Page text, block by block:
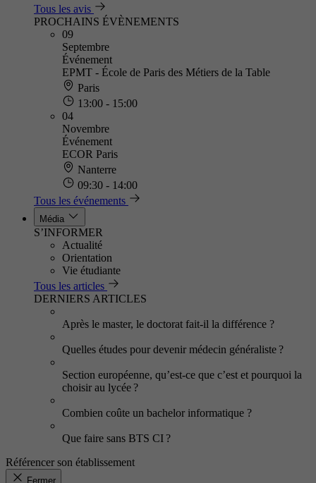
Tous les avis
PROCHAINS ÉVÈNEMENTS
09
Septembre
Événement
EPMT - École de Paris des Métiers de la Table
Paris
13:00 - 15:00
04
Novembre
Événement
ECOR Paris
Nanterre
09:30 - 14:00
Tous les événements
Média
S’INFORMER
Actualité
Orientation
Vie étudiante
Tous les articles
DERNIERS ARTICLES
Après le master, le doctorat fait-il la différence ?
Quelles études pour devenir médecin généraliste ?
Section européenne, qu’est-ce que c’est et pourquoi la
choisir au lycée ?
Combien coûte un bachelor informatique ?
Que faire sans BTS CI ?
Référencer son établissement
Fermer